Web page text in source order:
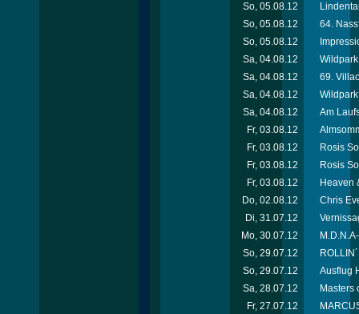
So, 05.08.12
So, 05.08.12
64.
So, 05.08.12
Sa, 04.08.12
Sa, 04.08.12
69.
Sa, 04.08.12
Sa, 04.08.12
Am
Fr, 03.08.12
Fr, 03.08.12
Rosis
Fr, 03.08.12
Rosis
Fr, 03.08.12
Heaven
Do, 02.08.12
Chris
Di, 31.07.12
Mo, 30.07.12
So, 29.07.12
So, 29.07.12
Ausflug
Sa, 28.07.12
Masters
Fr, 27.07.12